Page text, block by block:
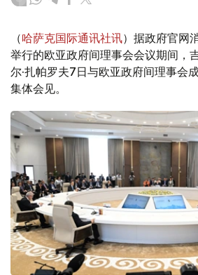
（哈萨克国际通讯社讯）据政府官网
举行的欧亚政府间理事会会议期间，
尔·扎帕罗夫7日与欧亚政府间理事会
集体会见。